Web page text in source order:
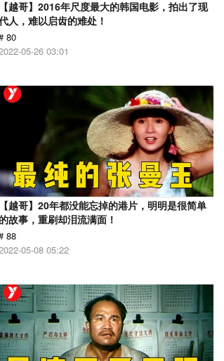
【越哥】2016年尺度最大的韩国电影，拍出了现
人，难以启齿的难处！
80
05-26 03:01
【越哥】20年都没能忘掉的港片，明明是很简单
的故事，重刷却泪流满面！
88
05-08 05:22